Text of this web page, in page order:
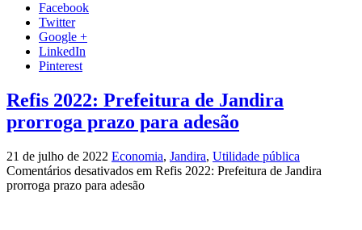
Facebook
Twitter
Google +
LinkedIn
Pinterest
Refis 2022: Prefeitura de Jandira
prorroga prazo para adesão
21 de julho de 2022 Economia, Jandira, Utilidade pública
Comentários desativados em Refis 2022: Prefeitura de Jandira
prorroga prazo para adesão